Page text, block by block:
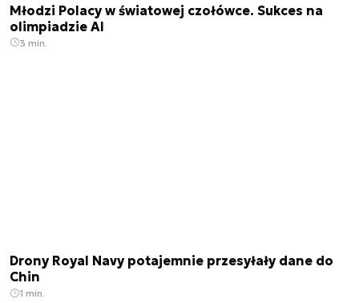
Młodzi Polacy w światowej czołówce. Sukces na
olimpiadzie AI
3 min.
Drony Royal Navy potajemnie przesyłały dane do
Chin
1 min.